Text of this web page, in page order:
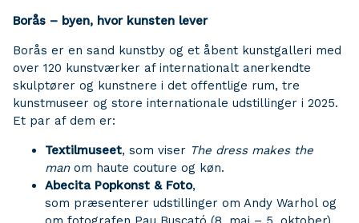
Borås – byen, hvor kunsten lever
Borås er en sand kunstby og et åbent kunstgalleri med
over 120 kunstværker af internationalt anerkendte
skulptører og kunstnere i det offentlige rum, tre
kunstmuseer og store internationale udstillinger i 2025.
Et par af dem er:
Textilmuseet, som viser The dress makes the
manom haute couture og køn.
Abecita Popkonst & Foto,
som præsenterer udstillinger om Andy Warhol og